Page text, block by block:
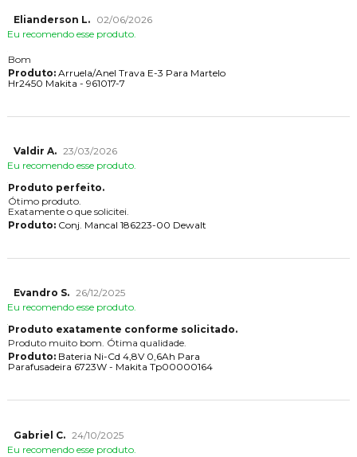
Elianderson L.
02/06/2026
Eu recomendo esse produto.
Bom
Produto:Arruela/Anel Trava E-3 Para Martelo
Hr2450 Makita - 961017-7
Valdir A. 23/03/2026
Eu recomendo esse produto.
Produto perfeito.
Ótimo produto.
Exatamente o que solicitei.
Produto:Conj. Mancal 186223-00 Dewalt
Evandro S. 26/12/2025
Eu recomendo esse produto.
Produto exatamente conforme solicitado.
Produto muito bom. Ótima qualidade.
Produto:Bateria Ni-Cd 4,8V 0,6Ah Para
Parafusadeira 6723W - Makita Tp00000164
Gabriel C. 24/10/2025
Eu recomendo esse produto.